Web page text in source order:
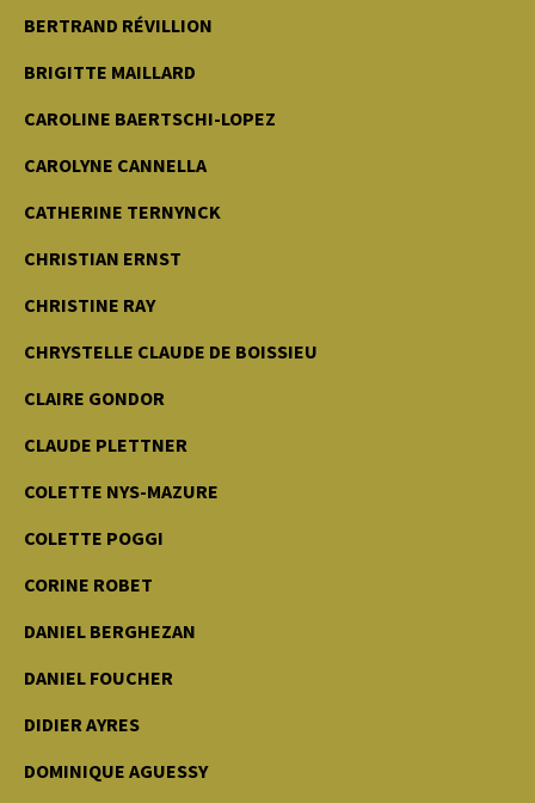
BERTRAND RÉVILLION
BRIGITTE MAILLARD
CAROLINE BAERTSCHI-LOPEZ
CAROLYNE CANNELLA
CATHERINE TERNYNCK
CHRISTIAN ERNST
CHRISTINE RAY
CHRYSTELLE CLAUDE DE BOISSIEU
CLAIRE GONDOR
CLAUDE PLETTNER
COLETTE NYS-MAZURE
COLETTE POGGI
CORINE ROBET
DANIEL BERGHEZAN
DANIEL FOUCHER
DIDIER AYRES
DOMINIQUE AGUESSY